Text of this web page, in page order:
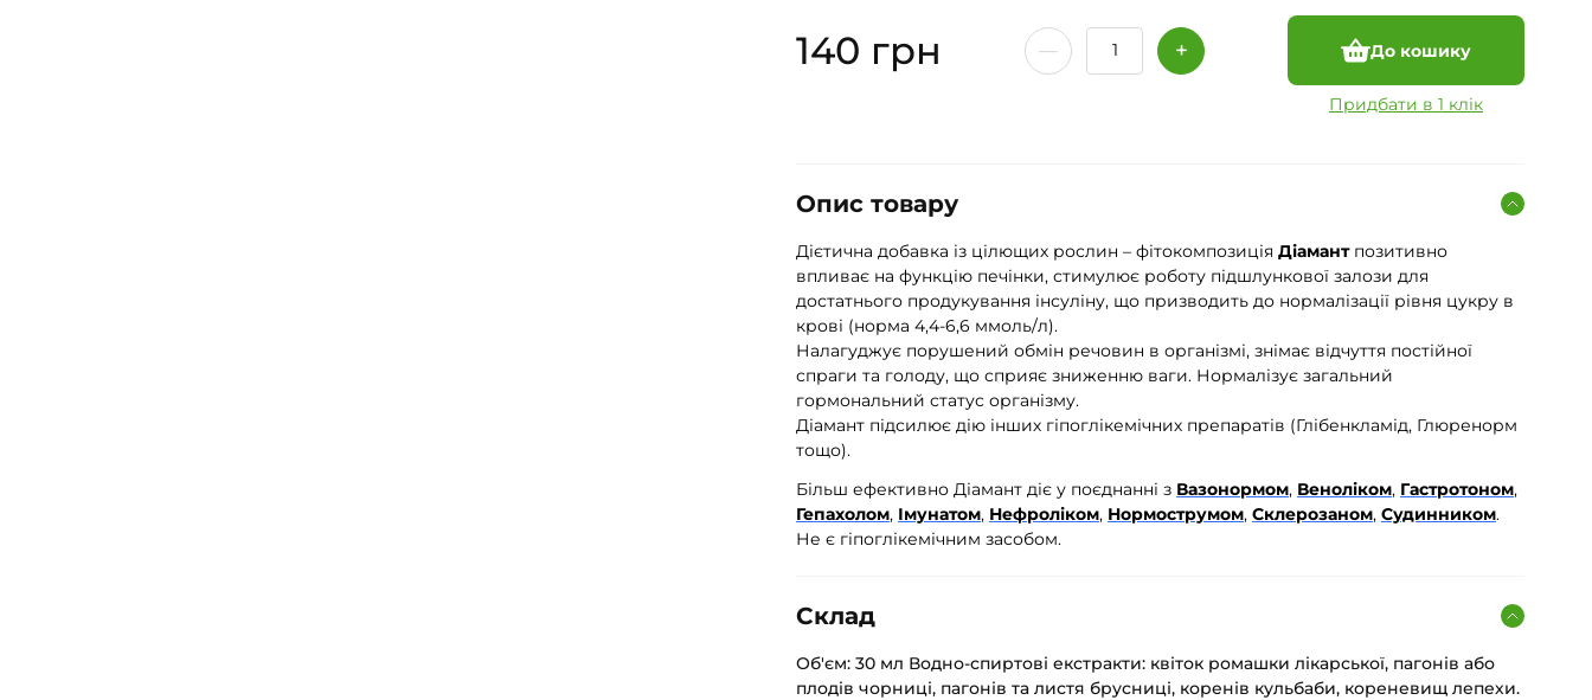
140 грн До кошику
Придбати в 1 клік
Опис товару
Дієтична добавка із цілющих рослин – фітокомпозиція Діамантпозитивно
впливає на функцію печінки, стимулює роботу підшлункової залози для
достатнього продукування інсуліну, що призводить до нормалізації рівня цукру в
крові (норма 4,4-6,6 ммоль/л).
Налагуджує порушений обмін речовин в організмі, знімає відчуття постійної
спраги та голоду, що сприяє зниженню ваги. Нормалізує загальний
гормональний статус організму.
Діамант підсилює дію інших гіпоглікемічних препаратів (Глібенкламід, Глюренорм
тощо).
Більш ефективно Діамант діє у поєднанні з Вазонормом, Веноліком, Гастротоном,
Гепахолом, Імунатом, Нефроліком, Нормострумом, Склерозаном, Судинником.
Не є гіпоглікемічним засобом.
Склад
Об'єм: 30 мл Водно-спиртові екстракти: квіток ромашки лікарської, пагонів або
плодів чорниці, пагонів та листя брусниці, коренів кульбаби, кореневищ лепехи.